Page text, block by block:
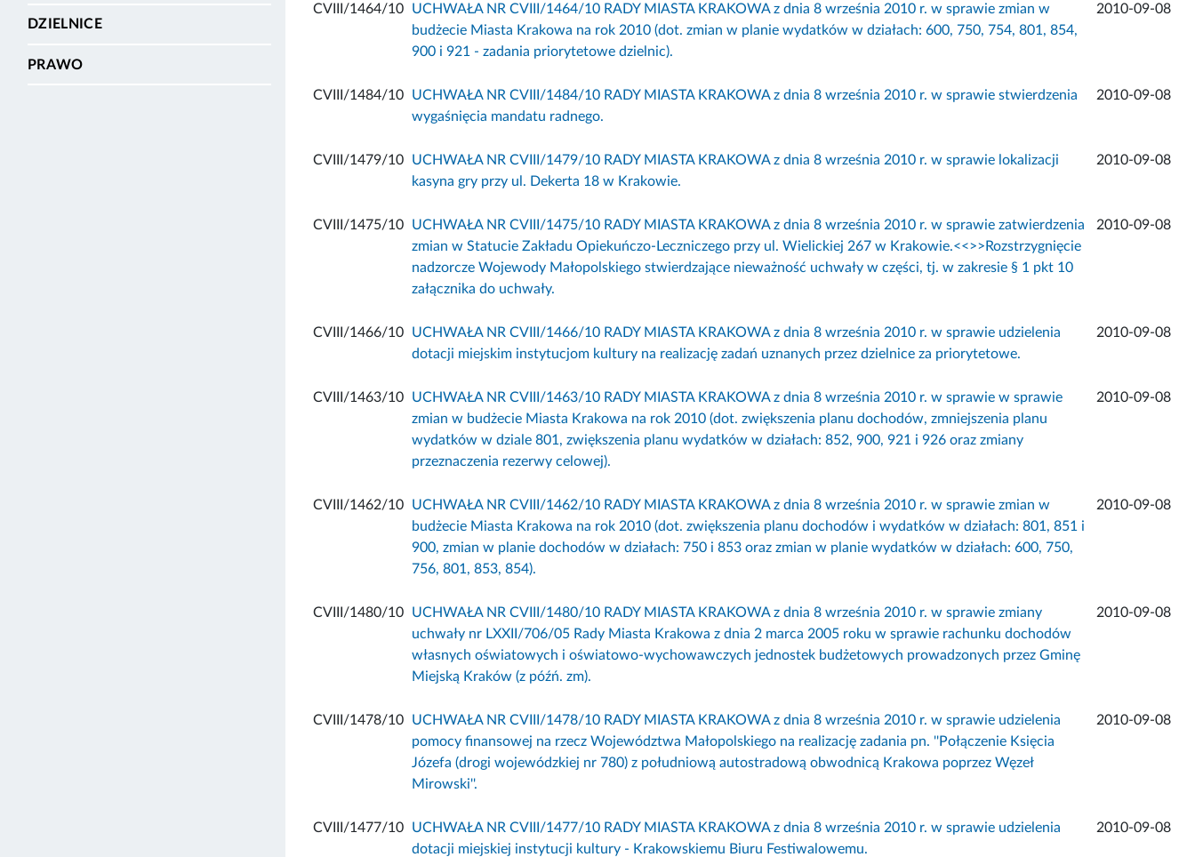
DZIELNICE
PRAWO
CVIII/1464/10
UCHWAŁA NR CVIII/1464/10 RADY MIASTA KRAKOWA z dnia 8 września 2010 r. w sprawie zmian w
budżecie Miasta Krakowa na rok 2010 (dot. zmian w planie wydatków w działach: 600, 750, 754, 801, 854,
900 i 921 - zadania priorytetowe dzielnic).
2010-09-08
CVIII/1484/10
UCHWAŁA NR CVIII/1484/10 RADY MIASTA KRAKOWA z dnia 8 września 2010 r. w sprawie stwierdzenia
wygaśnięcia mandatu radnego.
2010-09-08
CVIII/1479/10
UCHWAŁA NR CVIII/1479/10 RADY MIASTA KRAKOWA z dnia 8 września 2010 r. w sprawie lokalizacji
kasyna gry przy ul. Dekerta 18 w Krakowie.
2010-09-08
CVIII/1475/10
UCHWAŁA NR CVIII/1475/10 RADY MIASTA KRAKOWA z dnia 8 września 2010 r. w sprawie zatwierdzenia
zmian w Statucie Zakładu Opiekuńczo-Leczniczego przy ul. Wielickiej 267 w Krakowie.<<>>Rozstrzygnięcie
nadzorcze Wojewody Małopolskiego stwierdzające nieważność uchwały w części, tj. w zakresie § 1 pkt 10
załącznika do uchwały.
2010-09-08
CVIII/1466/10
UCHWAŁA NR CVIII/1466/10 RADY MIASTA KRAKOWA z dnia 8 września 2010 r. w sprawie udzielenia
dotacji miejskim instytucjom kultury na realizację zadań uznanych przez dzielnice za priorytetowe.
2010-09-08
CVIII/1463/10
UCHWAŁA NR CVIII/1463/10 RADY MIASTA KRAKOWA z dnia 8 września 2010 r. w sprawie w sprawie
zmian w budżecie Miasta Krakowa na rok 2010 (dot. zwiększenia planu dochodów, zmniejszenia planu
wydatków w dziale 801, zwiększenia planu wydatków w działach: 852, 900, 921 i 926 oraz zmiany
przeznaczenia rezerwy celowej).
2010-09-08
CVIII/1462/10
UCHWAŁA NR CVIII/1462/10 RADY MIASTA KRAKOWA z dnia 8 września 2010 r. w sprawie zmian w
budżecie Miasta Krakowa na rok 2010 (dot. zwiększenia planu dochodów i wydatków w działach: 801, 851 i
900, zmian w planie dochodów w działach: 750 i 853 oraz zmian w planie wydatków w działach: 600, 750,
756, 801, 853, 854).
2010-09-08
CVIII/1480/10
UCHWAŁA NR CVIII/1480/10 RADY MIASTA KRAKOWA z dnia 8 września 2010 r. w sprawie zmiany
uchwały nr LXXII/706/05 Rady Miasta Krakowa z dnia 2 marca 2005 roku w sprawie rachunku dochodów
własnych oświatowych i oświatowo-wychowawczych jednostek budżetowych prowadzonych przez Gminę
Miejską Kraków (z późń. zm).
2010-09-08
CVIII/1478/10
UCHWAŁA NR CVIII/1478/10 RADY MIASTA KRAKOWA z dnia 8 września 2010 r. w sprawie udzielenia
pomocy finansowej na rzecz Województwa Małopolskiego na realizację zadania pn. ''Połączenie Księcia
Józefa (drogi wojewódzkiej nr 780) z południową autostradową obwodnicą Krakowa poprzez Węzeł
Mirowski''.
2010-09-08
CVIII/1477/10
UCHWAŁA NR CVIII/1477/10 RADY MIASTA KRAKOWA z dnia 8 września 2010 r. w sprawie udzielenia
dotacji miejskiej instytucji kultury - Krakowskiemu Biuru Festiwalowemu.
2010-09-08